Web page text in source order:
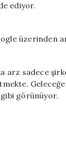
ediyor.
üzerinden
arz sadece
gibi görünüyor.